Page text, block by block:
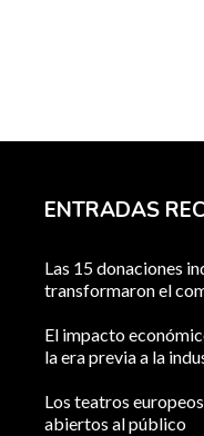
ENTRADAS
Las 15 donaciones
transformaron el
El impacto
la era previa a la
Los teatros
abiertos al público